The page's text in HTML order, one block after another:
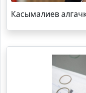
Касымалиев